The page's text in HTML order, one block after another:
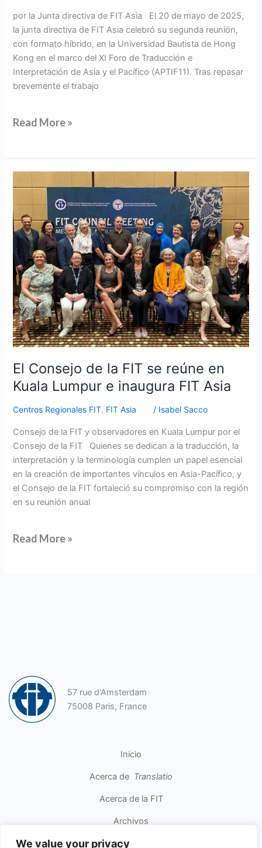
We value your privacy
por la Junta directiva de FIT Asia El 20 de mayo de 2025,
la junta directiva de FIT Asia celebró su segunda reunión,
con formato híbrido, en la Universidad Bautista de Hong
Kong en el marco del XI Foro de Traducción e
Interpretación de Asia y el Pacífico (APTIF11). Tras repasar
brevemente el trabajo
Read More »
El Consejo de la FIT se reúne en
Kuala Lumpur e inaugura FIT Asia
Centros Regionales FIT, FIT Asia / Isabel Sacco
Consejo de la FIT y observadores en Kuala Lumpur por el
Consejo de la FIT Quienes se dedican a la traducción, la
interpretación y la terminología cumplen un papel esencial
en la creación de importantes vínculos en Asia-Pacífico, y
el Consejo de la FIT fortaleció su compromiso con la región
en su reunión anual
Consejo
de
la
FIT
se
reúne
en
Kuala
Lumpur
e
inaugura
FIT
Asia
Read More »
57 rue d'Amsterdam
75008 Paris, France
Inicio
Acerca de Translatio
Acerca de la FIT
Archivos
Contacto